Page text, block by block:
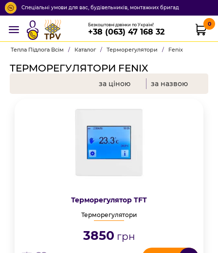
Спеціальні умови для вас, будівельників, монтажних бригад
TPV
Безкоштовні дзвінки по Україні!
+38 (063) 47 168 32
0
Тепла Підлога Всім / Каталог / Терморегулятори / Fenix
ТЕРМОРЕГУЛЯТОРИ FENIX
за ціною за назвою
Терморегулятор TFT
Терморегулятори
3850 грн